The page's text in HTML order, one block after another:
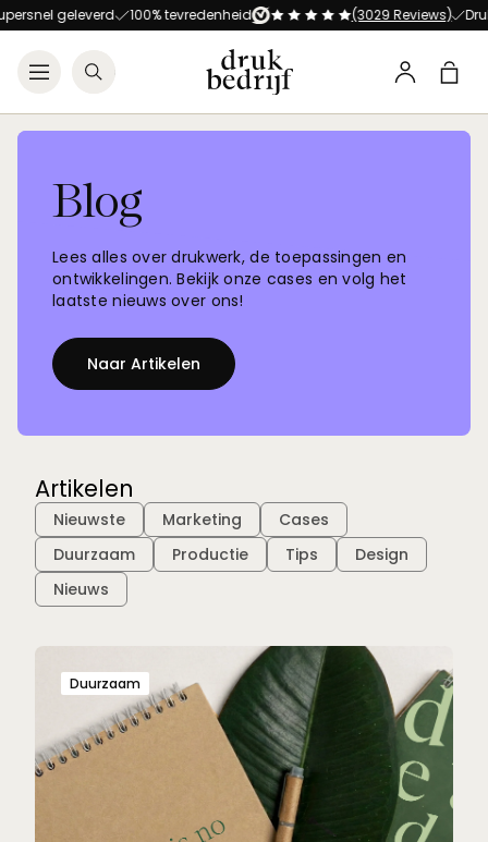
Direct naar de
Direct naar de hoofdinhoud
Open menu
Zoeken
Profiel
geleverd 100% tevredenheid (3029 Reviews) Drukt
Blog
Lees alles over drukwerk, de toepassingen en
ontwikkelingen. Bekijk onze cases en volg het
laatste nieuws over ons!
Naar Artikelen
Artikelen
Filter:
Nieuwste Marketing
Cases
Duurzaam
Productie Tips
Design
Nieuws
Duurzaam